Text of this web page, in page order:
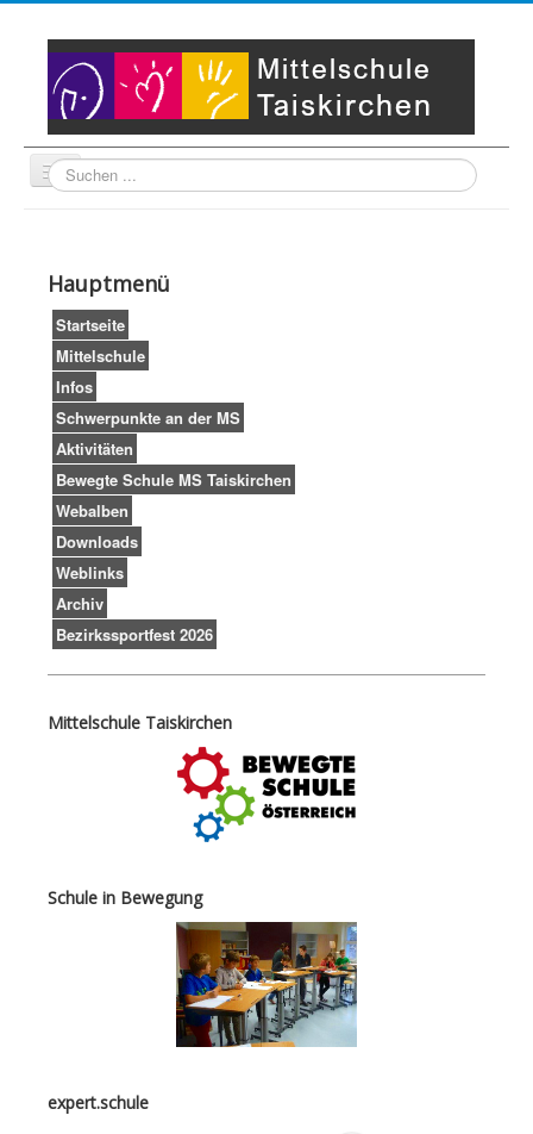
Suche
Impressum
Hauptmenü
Startseite
Mittelschule
Infos
Schwerpunkte an der MS
Aktivitäten
Bewegte Schule MS Taiskirchen
Webalben
Downloads
Weblinks
Archiv
Bezirkssportfest 2026
Mittelschule Taiskirchen
Schule in Bewegung
expert.schule